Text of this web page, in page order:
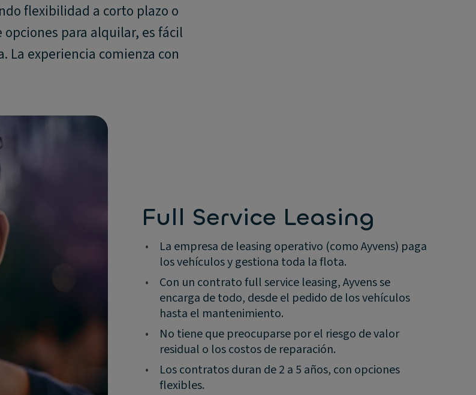
flexibilidad a corto plazo o
para alquilar, es fácil
La experiencia comienza con
Full Service Leasing
•
La empresa de leasing operativo (como Ayvens) paga
los vehículos y gestiona toda la flota.
•
Con un contrato full service leasing, Ayvens se
encarga de todo, desde el pedido de los vehículos
hasta el mantenimiento.
•
No tiene que preocuparse por el riesgo de valor
residual o los costos de reparación.
•
Los contratos duran de 2 a 5 años, con opciones
flexibles.